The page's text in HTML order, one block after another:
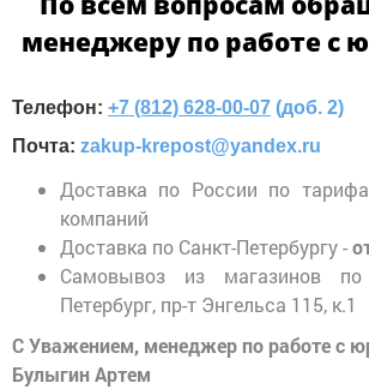
Фурнитура.
Прочее
менеджеру по работе с
Телефон: +7 (812) 628-00-07 (доб. 2)
Почта: zakup-krepost@yandex.ru
Доставка по России по
компаний
Доставка по Санкт-Петербургу -
Самовывоз из магазинов по
Петербург, пр-т Энгельса 115, к.1
С Уважением, менеджер по работе с
Булыгин Артем